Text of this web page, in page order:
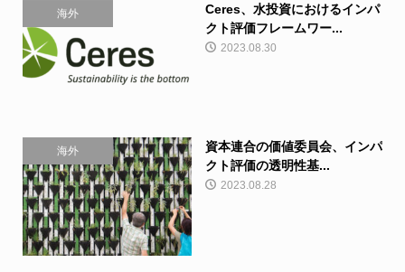
海外
Ceres、水投資におけるインパ
クト評価フレームワー...
2023.08.30
海外
資本連合の価値委員会、インパ
クト評価の透明性基...
2023.08.28